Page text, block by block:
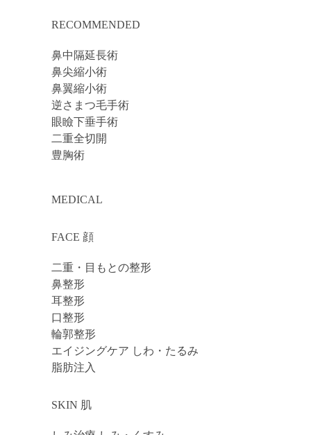
RECOMMENDED
鼻中隔延長術
鼻尖縮小術
鼻翼縮小術
逆さまつ毛手術
眼瞼下垂手術
二重全切開
豊胸術
MEDICAL
FACE 顔
二重・目もとの整形
鼻整形
耳整形
口整形
輪郭整形
エイジングケア しわ・たるみ
脂肪注入
SKIN 肌